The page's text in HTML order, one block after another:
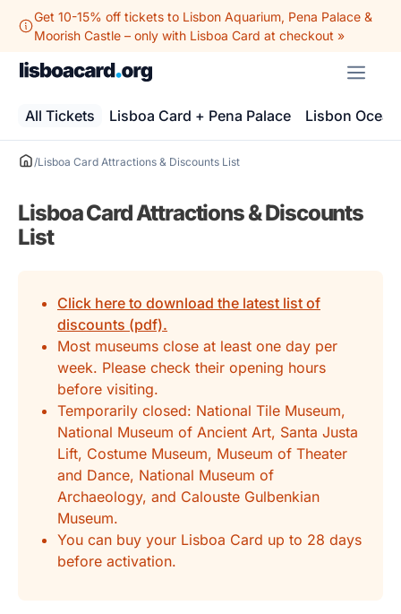
Get 10-15% off tickets to Lisbon Aquarium, Pena Palace &
Moorish Castle – only with Lisboa Card at checkout »
All Tickets Lisboa Card + Pena Palace Lisbon
/Lisboa Card Attractions & Discounts List
Lisboa Card Attractions & Discounts
List
Click here to download the latest list of
discounts (pdf).
Most museums close at least one day per
week. Please check their opening hours
before visiting.
Temporarily closed: National Tile Museum,
National Museum of Ancient Art, Santa Justa
Lift, Costume Museum, Museum of Theater
and Dance, National Museum of
Archaeology, and Calouste Gulbenkian
Museum.
You can buy your Lisboa Card up to 28 days
before activation.